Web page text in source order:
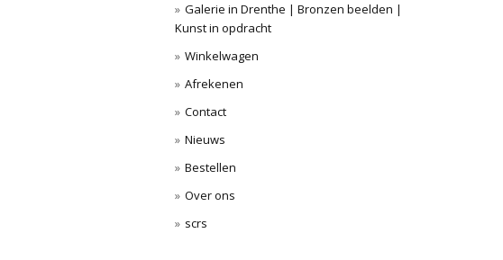
Galerie in Drenthe | Bronzen beelden |
Kunst in opdracht
Winkelwagen
Afrekenen
Contact
Nieuws
Bestellen
Over ons
scrs